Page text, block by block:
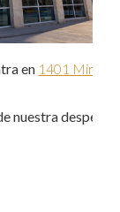
en 1401 Mira
nuestra despensa.